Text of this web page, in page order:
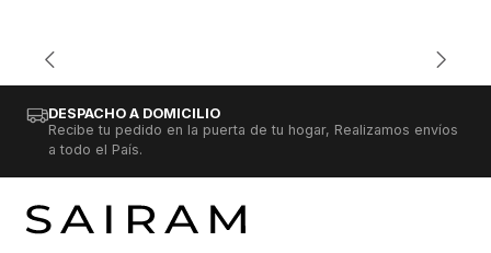
DESPACHO A DOMICILIO
Recibe tu pedido en la puerta de tu hogar, Realizamos envíos
a todo el País.